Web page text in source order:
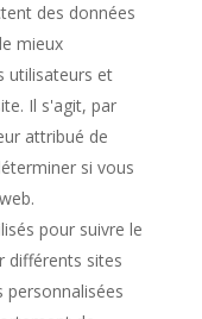
des données
mieux
utilisateurs et
Il s'agit, par
attribué de
si vous
pour suivre le
différents sites